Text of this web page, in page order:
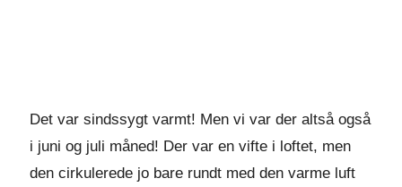
Det var sindssygt varmt! Men vi var der altså også
i juni og juli måned! Der var en vifte i loftet, men
den cirkulerede jo bare rundt med den varme luft